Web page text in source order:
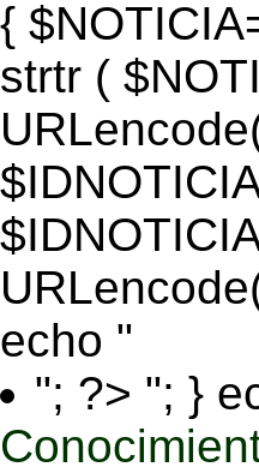
{
strtr (
echo "
"; ?> "; }